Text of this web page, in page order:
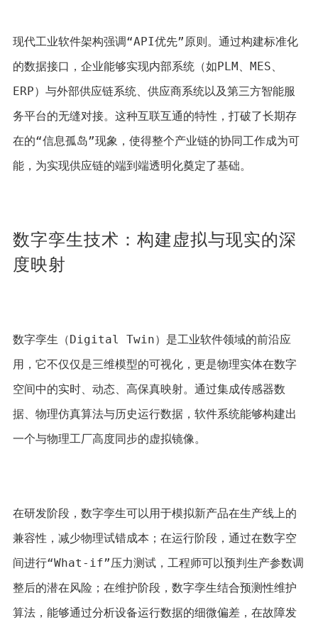
现代工业软件架构强调“API优先”原则。通过构建标准化
的数据接口，企业能够实现内部系统（如PLM、MES、
ERP）与外部供应链系统、供应商系统以及第三方智能服
务平台的无缝对接。这种互联互通的特性，打破了长期存
在的“信息孤岛”现象，使得整个产业链的协同工作成为可
能，为实现供应链的端到端透明化奠定了基础。
数字孪生技术：构建虚拟与现实的深
度映射
数字孪生（Digital Twin）是工业软件领域的前沿应
用，它不仅仅是三维模型的可视化，更是物理实体在数字
空间中的实时、动态、高保真映射。通过集成传感器数
据、物理仿真算法与历史运行数据，软件系统能够构建出
一个与物理工厂高度同步的虚拟镜像。
在研发阶段，数字孪生可以用于模拟新产品在生产线上的
兼容性，减少物理试错成本；在运行阶段，通过在数字空
间进行“What-if”压力测试，工程师可以预判生产参数调
整后的潜在风险；在维护阶段，数字孪生结合预测性维护
算法，能够通过分析设备运行数据的细微偏差，在故障发